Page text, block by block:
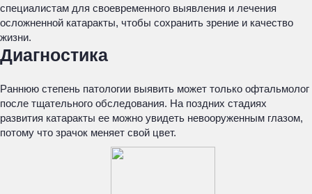
специалистам для своевременного выявления и лечения
осложненной катаракты, чтобы сохранить зрение и качество
жизни.
Диагностика
Раннюю степень патологии выявить может только офтальмолог
после тщательного обследования. На поздних стадиях
развития катаракты ее можно увидеть невооруженным глазом,
потому что зрачок меняет свой цвет.